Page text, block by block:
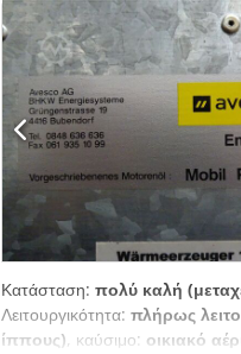
πληροφορίες παρακαλώ
128478
Κατάσταση: πολύ καλή
Λειτουργικότητα: πλήρως
ίππους), καύσιμο: οικιακό